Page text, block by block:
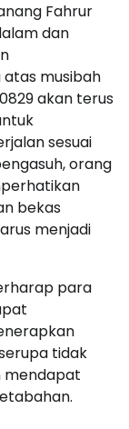
Fahrur
dan
atas musibah
akan terus
sesuai
orang
bekas
menjadi
para
tidak
mendapat